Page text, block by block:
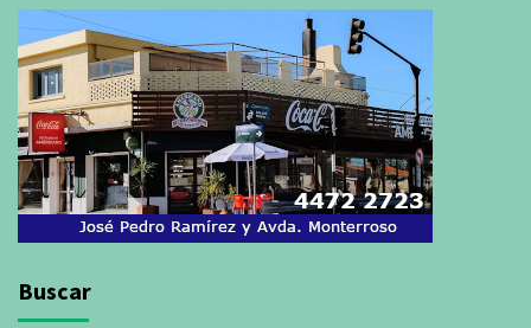
Buscar